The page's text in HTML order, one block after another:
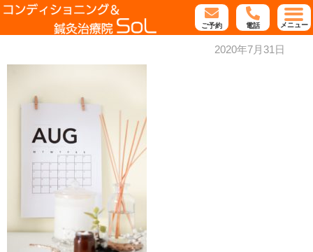
ご予約 電話 メニュー
2020年7月31日